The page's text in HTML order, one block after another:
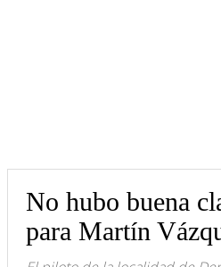
No hubo buena
para Martín